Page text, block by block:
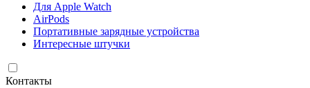
Для Apple Watch
AirPods
Портативные зарядные устройства
Интересные штучки
Контакты